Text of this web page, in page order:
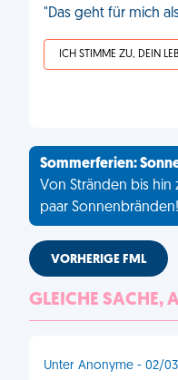
"Das geht für mich
Sommerferien:
Von Stränden bis hin
paar Sonnenbränden!
VORHERIGE FML
GLEICHE SACHE,
Unter Anonyme - 02/